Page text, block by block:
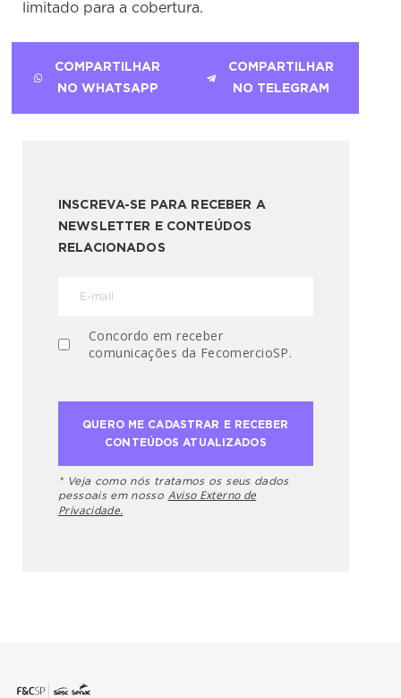
limitado para a cobertura.
COMPARTILHAR
NO WHATSAPP
COMPARTILHAR
NO TELEGRAM
INSCREVA-SE PARA RECEBER A
NEWSLETTER E CONTEÚDOS
RELACIONADOS
Concordo em receber
comunicações da FecomercioSP.
* Veja como nós tratamos os seus dados
pessoais em nosso Aviso Externo de
Privacidade.